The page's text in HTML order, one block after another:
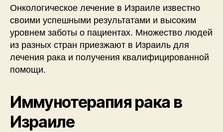
Онкологическое лечение в Израиле известно
своими успешными результатами и высоким
уровнем заботы о пациентах. Множество людей
из разных стран приезжают в Израиль для
лечения рака и получения квалифицированной
помощи.
Иммунотерапия рака в
Израиле